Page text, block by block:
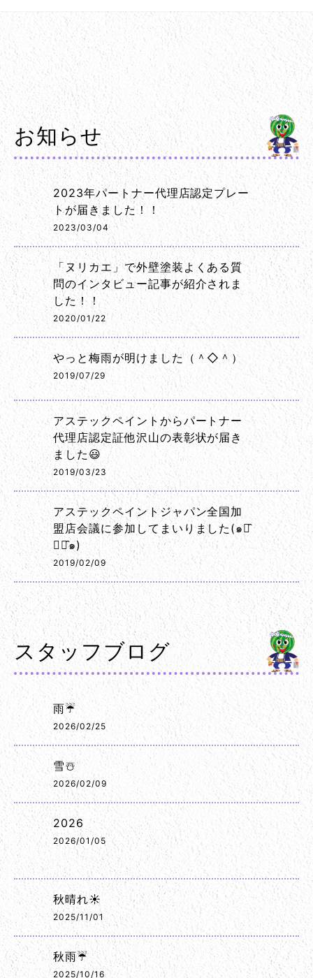
お知らせ
2023年パートナー代理店認定プレー
トが届きました！！
2023/03/04
「ヌリカエ」で外壁塗装よくある質
問のインタビュー記事が紹介されま
した！！
2020/01/22
やっと梅雨が明けました（＾◇＾）
2019/07/29
アステックペイントからパートナー
代理店認定証他沢山の表彰状が届き
ました😃
2019/03/23
アステックペイントジャパン全国加
盟店会議に参加してまいりました(๑･̑
◡･̑๑)
2019/02/09
スタッフブログ
雨☔
2026/02/25
雪☃️
2026/02/09
2026
2026/01/05
秋晴れ☀️
2025/11/01
秋雨☔
2025/10/16